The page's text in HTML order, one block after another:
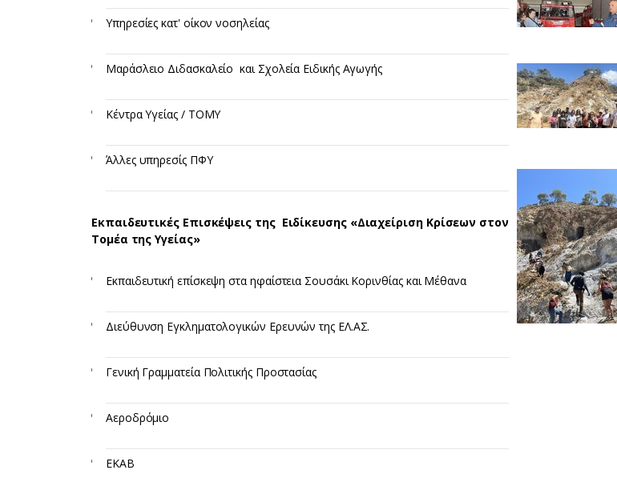
Υπηρεσίες κατ' οίκον νοσηλείας ​
Μαράσλειο Διδασκαλείο και Σχολεία Ειδικής Αγωγής ​
Κέντρα Υγείας / ΤΟΜΥ ​
Άλλες υπηρεσίς ΠΦΥ ​
Εκπαιδευτικές Επισκέψεις της Ειδίκευσης «Διαχείριση Κρίσεων στον
Τομέα τηςΥγείας»
Εκπαιδευτική επίσκεψη στα ηφαίστεια Σουσάκι Κορινθίας και Μέθανα​
Διεύθυνση Εγκληματολογικών Ερευνών της ΕΛ.ΑΣ.​
Γενική Γραμματεία Πολιτικής Προστασίας ​
Αεροδρόμιο​
ΕΚΑΒ​